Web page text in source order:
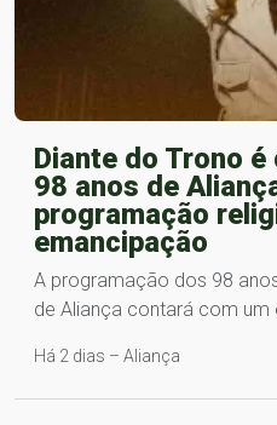
Diante do Trono
98 anos de
programação
emancipação
A programação dos 98
de Aliança contará com
Há 2 dias – Aliança